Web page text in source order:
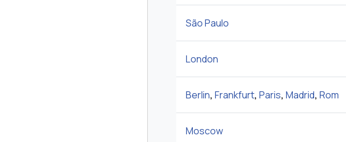
São Paulo
London
Berlin, Frankfurt, Paris, Madrid, Rom
Moscow